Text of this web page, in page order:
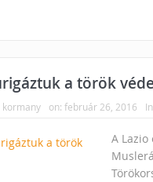
a török
kormany on: február 26, 2016
A